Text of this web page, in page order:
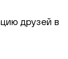
друзей в